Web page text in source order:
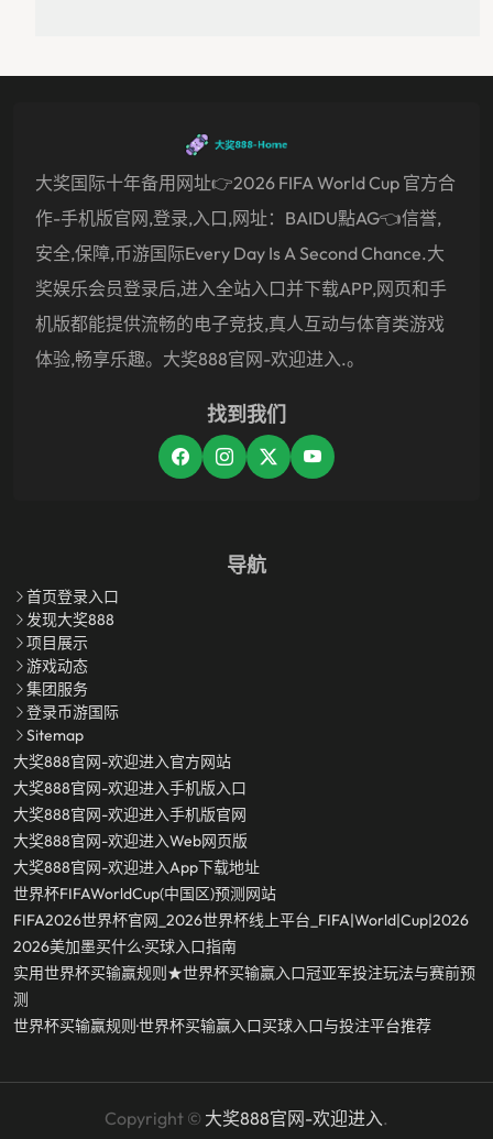
大奖国际十年备用网址👉2026 FIFA World Cup 官方合
作-手机版官网,登录,入口,网址：BAIDU點AG👈信誉,
安全,保障,币游国际Every Day Is A Second Chance.大
奖娱乐会员登录后,进入全站入口并下载APP,网页和手
机版都能提供流畅的电子竞技,真人互动与体育类游戏
体验,畅享乐趣。大奖888官网-欢迎进入.。
找到我们
导航
首页登录入口
发现大奖888
项目展示
游戏动态
集团服务
登录币游国际
Sitemap
大奖888官网-欢迎进入官方网站
大奖888官网-欢迎进入手机版入口
大奖888官网-欢迎进入手机版官网
大奖888官网-欢迎进入Web网页版
大奖888官网-欢迎进入app下载地址
世界杯FIFAWorldCup(中国区)预测网站
FIFA2026世界杯官网_2026世界杯线上平台_FIFA|World|Cup|2026
2026美加墨买什么·买球入口指南
实用世界杯买输赢规则★世界杯买输赢入口冠亚军投注玩法与赛前预
测
世界杯买输赢规则·世界杯买输赢入口买球入口与投注平台推荐
Copyright © 大奖888官网-欢迎进入.